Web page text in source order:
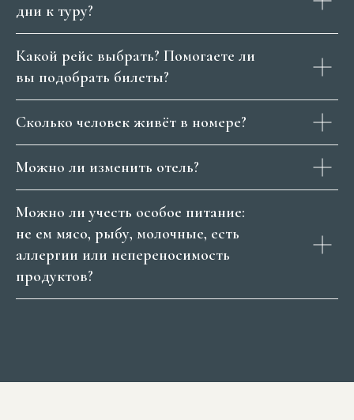
дни к туру?
Какой рейс выбрать? Помогаете ли
вы подобрать билеты?
Сколько человек живёт в номере?
Можно ли изменить отель?
Можно ли учесть особое питание:
не ем мясо, рыбу, молочные, есть
аллергии или непереносимость
продуктов?